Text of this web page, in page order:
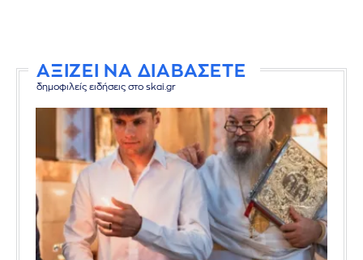
ΑΞΙΖΕΙ ΝΑ ΔΙΑΒΑΣΕΤΕ
δημοφιλείς ειδήσεις στο skai.gr